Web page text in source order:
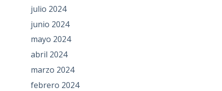
julio 2024
junio 2024
mayo 2024
abril 2024
marzo 2024
febrero 2024